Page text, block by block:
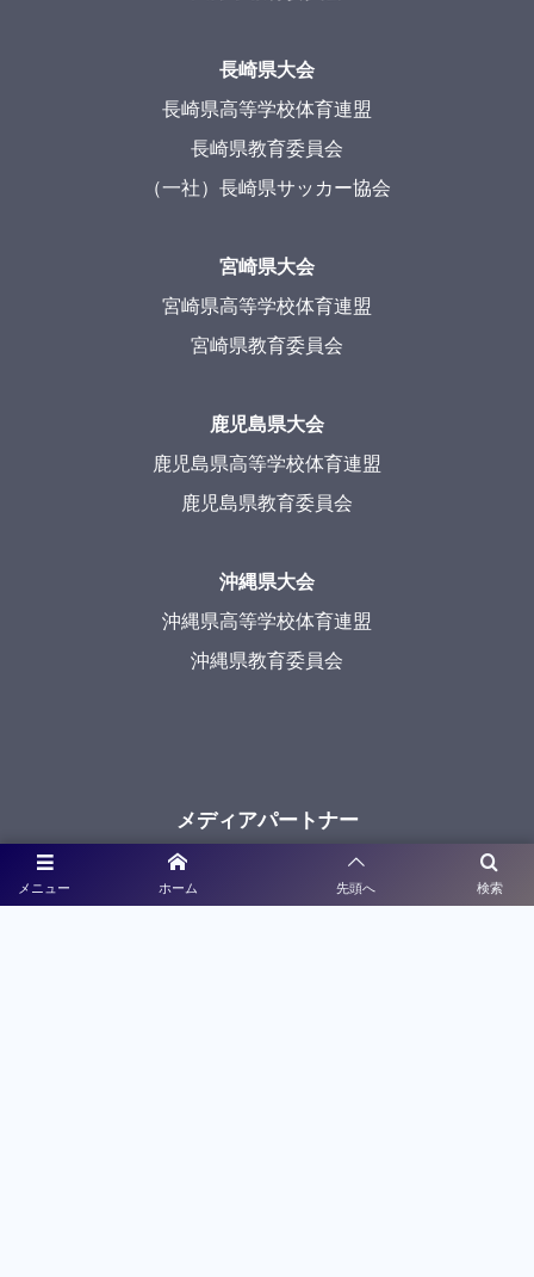
メニュー 検索
ホーム 先頭へ
長崎県大会
長崎県高等学校体育連盟
長崎県教育委員会
（一社）長崎県サッカー協会
宮崎県大会
宮崎県高等学校体育連盟
宮崎県教育委員会
鹿児島県大会
鹿児島県高等学校体育連盟
鹿児島県教育委員会
沖縄県大会
沖縄県高等学校体育連盟
沖縄県教育委員会
メディアパートナー